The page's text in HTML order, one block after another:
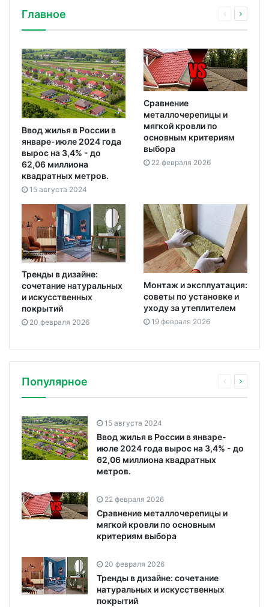
Главное
Ввод жилья в России в
январе-июле 2024 года
вырос на 3,4% - до
62,06 миллиона
квадратных метров.
15 августа 2024
Сравнение
металлочерепицы и
мягкой кровли по
основным критериям
выбора
22 февраля 2026
Тренды в дизайне:
сочетание натуральных
и искусственных
покрытий
20 февраля 2026
Монтаж и эксплуатация:
советы по установке и
уходу за утеплителем
19 февраля 2026
Популярное
15 августа 2024
Ввод жилья в России в январе-
июле 2024 года вырос на 3,4% - до
62,06 миллиона квадратных
метров.
22 февраля 2026
Сравнение металлочерепицы и
мягкой кровли по основным
критериям выбора
20 февраля 2026
Тренды в дизайне: сочетание
натуральных и искусственных
покрытий